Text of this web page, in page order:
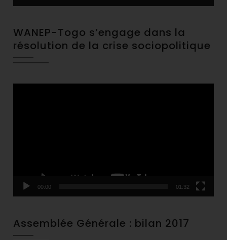
WANEP-Togo s’engage dans la
résolution de la crise sociopolitique
00:00 01:32
Assemblée Générale : bilan 2017